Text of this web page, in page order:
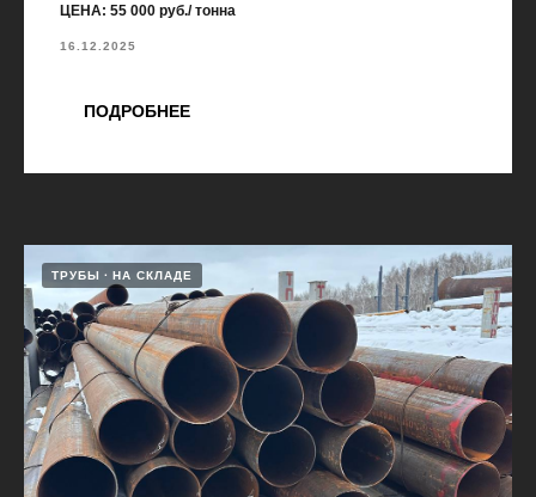
ЦЕНА: 55 000 руб./ тонна
16.12.2025
ПОДРОБНЕЕ
ТРУБЫ НА СКЛАДЕ